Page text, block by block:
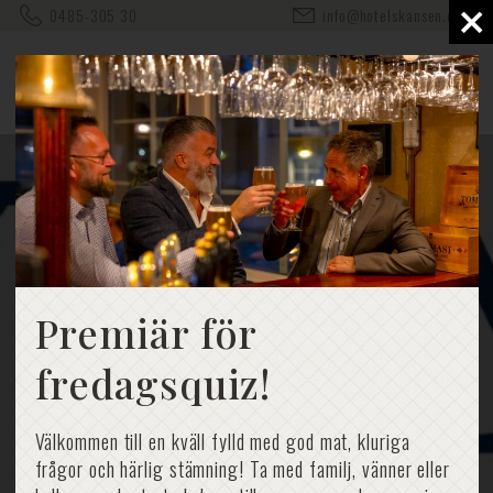
Premiär för
fredagsquiz!
Välkommen till en kväll fylld med god mat, kluriga
frågor och härlig stämning! Ta med familj, vänner eller
info@hotelskansen.com